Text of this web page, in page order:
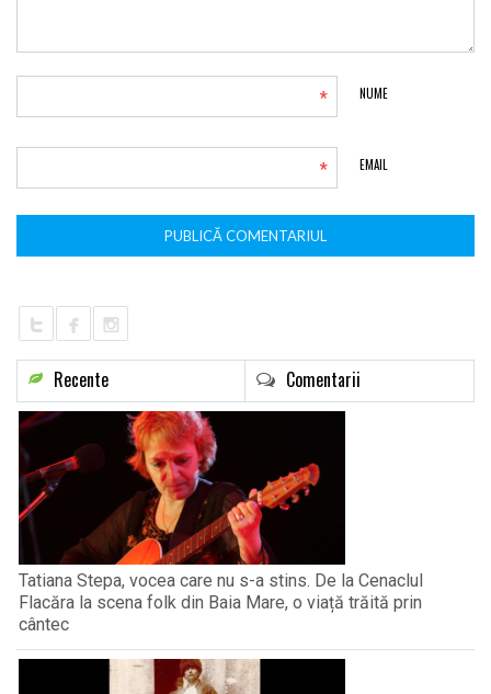
NUME
*
EMAIL
*
Recente Comentarii
Tatiana Stepa, vocea care nu s-a stins. De la Cenaclul
Flacăra la scena folk din Baia Mare, o viață trăită prin
cântec